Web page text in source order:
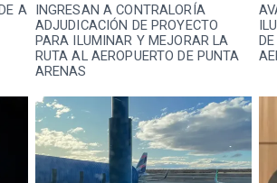
A
INGRESAN A CONTRALORÍA
ADJUDICACIÓN DE PROYECTO
PARA ILUMINAR Y MEJORAR LA
RUTA AL AEROPUERTO DE PUNTA
ARENAS